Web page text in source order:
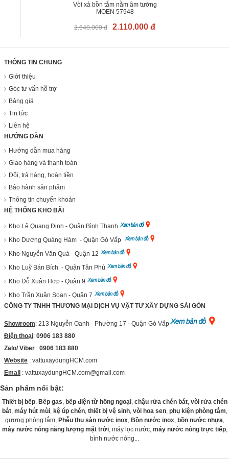
Vòi xả bồn tắm nằm âm tường
MOEN 57948
2.640.000 đ 2.110.000 đ
THÔNG TIN CHUNG
Giới thiệu
Góc tư vấn hỗ trợ
Bảng giá
Tin tức
Liên hệ
HƯỚNG DẪN
Hướng dẫn mua hàng
Giao hàng và thanh toán
Đổi, trả hàng, hoàn tiền
Bảo hành sản phẩm
Thông tin chuyển khoản
HỆ THỐNG KHO BÃI
Kho Lê Quang Định - Quận Bình Thạnh
Kho Dương Quảng Hàm - Quận Gò Vấp
Kho Nguyễn Văn Quá - Quận 12
Kho Luỹ Bán Bích - Quận Tân Phú
Kho Đỗ Xuân Hợp - Quận 9
Kho Trần Xuân Soạn - Quận 7
CÔNG TY TNHH THƯƠNG MẠI DỊCH VỤ VẬT TƯ XÂY DỰNG SÀI GÒN
Showroom: 213 Nguyễn Oanh - Phường 17 - Quận Gò Vấp
Điện thoại: 0906 183 880
Zalo/ Viber : 0906 183 880
Website : vattuxaydungHCM.com
Email : vattuxaydungHCM.com@gmail.com
Sản phẩm nổi bật:
Thiết bị bếp, Bếp gas, bếp điện từ hồng ngoại, chậu rửa chén bát, vòi rửa chén
bát, máy hút mùi, kệ úp chén, thiết bị vệ sinh, vòi hoa sen, phụ kiện phòng tắm,
gương phòng tắm, Phễu thu sàn nước inox, Bồn nước inox, bồn nước nhựa,
máy nước nóng năng lượng mặt trời, máy lọc nước, máy nước nóng trực tiếp,
bình nước nóng...